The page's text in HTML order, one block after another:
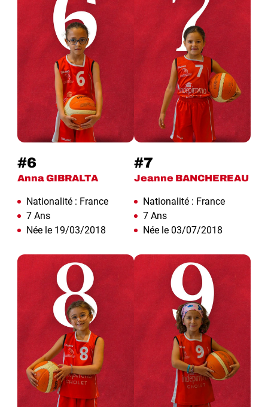
#6
Anna GIBRALTA
Nationalité : France
7 Ans
Née le 19/03/2018
#7
Jeanne BANCHEREAU
Nationalité : France
7 Ans
Née le 03/07/2018